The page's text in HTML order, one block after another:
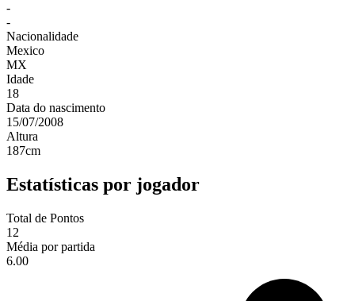
-
-
Nacionalidade
Mexico
MX
Idade
18
Data do nascimento
15/07/2008
Altura
187cm
Estatísticas por jogador
Total de Pontos
12
Média por partida
6.00